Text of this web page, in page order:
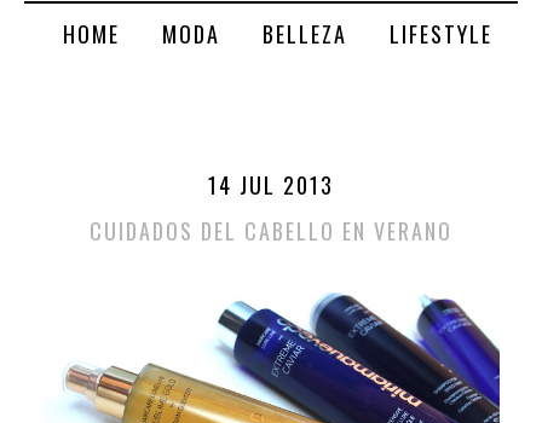
HOME MODA BELLEZA LIFESTYLE
14 JUL 2013
CUIDADOS DEL CABELLO EN VERANO